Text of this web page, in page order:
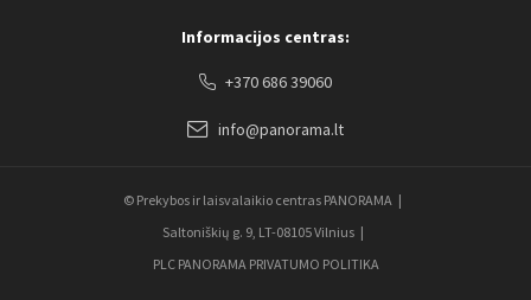
Informacijos centras:
+370 686 39060
info@panorama.lt
© Prekybos ir laisvalaikio centras PANORAMA
Saltoniškių g. 9, LT-08105 Vilnius
PLC PANORAMA PRIVATUMO POLITIKA